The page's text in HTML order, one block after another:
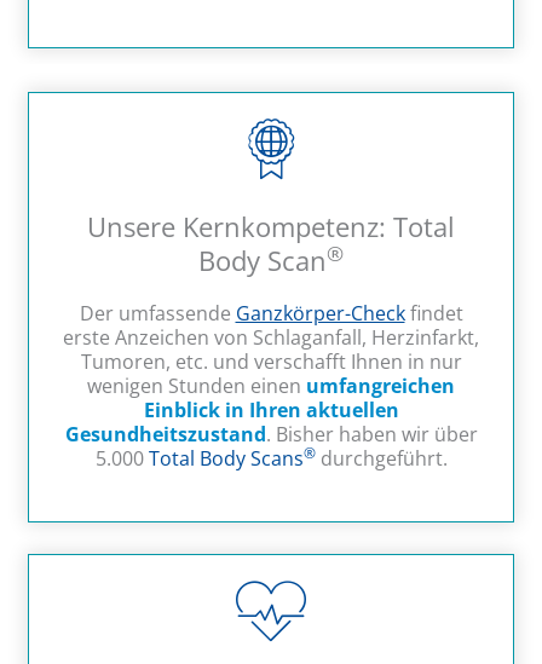
Unsere Kernkompetenz: Total
Body Scan®
Der umfassende Ganzkörper-Checkfindet
erste Anzeichen von Schlaganfall, Herzinfarkt,
Tumoren, etc. und verschafft Ihnen in nur
wenigen Stunden einen umfangreichen
Einblick in Ihren aktuellen
Gesundheitszustand. Bisher haben wir über
5.000Total Body Scans®durchgeführt.